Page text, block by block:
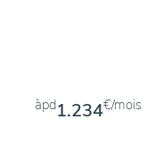
àpd1.234€/mois